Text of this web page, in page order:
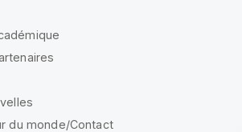
du monde/Contact